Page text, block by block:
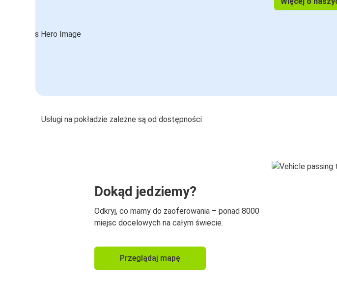
Usługi na pokładzie zależne są od dostępności
Dokąd jedziemy?
Odkryj, co mamy do zaoferowania – ponad 8000
miejsc docelowych na całym świecie.
Przeglądaj mapę